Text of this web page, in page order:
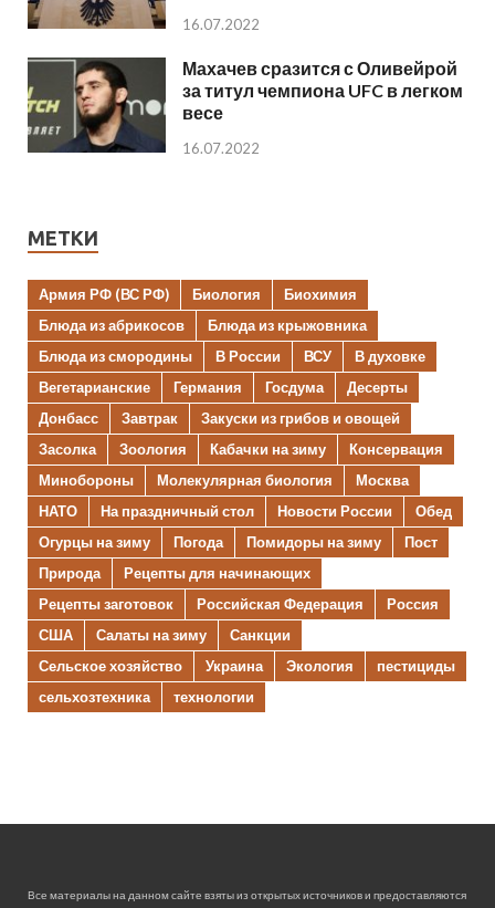
16.07.2022
Махачев сразится с Оливейрой
за титул чемпиона UFC в легком
весе
16.07.2022
МЕТКИ
Армия РФ (ВС РФ) Биология
Биохимия
Блюда из абрикосов
Блюда из крыжовника
Блюда из смородины
В России ВСУ
В духовке
Вегетарианские
Германия Госдума
Десерты
Донбасс
Завтрак
Закуски из грибов и овощей
Засолка
Зоология Кабачки на зиму
Консервация
Минобороны
Молекулярная биология
Москва
НАТО
На праздничный стол Новости России
Обед
Огурцы на зиму
Погода Помидоры на зиму
Пост
Природа
Рецепты для начинающих
Рецепты заготовок
Российская Федерация
Россия
США
Салаты на зиму
Санкции
Сельское хозяйство
Украина Экология
пестициды
сельхозтехника
технологии
Все материалы на данном сайте взяты из открытых источников и предоставляются